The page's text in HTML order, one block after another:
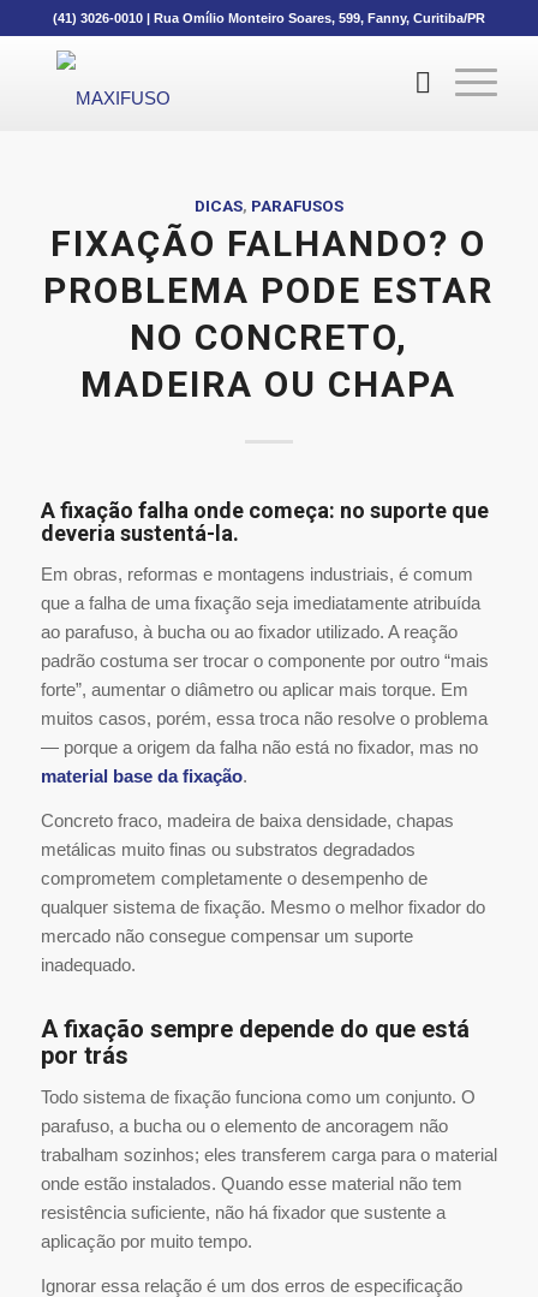
(41) 3026-0010| Rua Omílio Monteiro Soares, 599, Fanny, Curitiba/PR
DICAS, PARAFUSOS
FIXAÇÃO FALHANDO? O
PROBLEMA PODE ESTAR
NO CONCRETO,
MADEIRA OU CHAPA
A fixação falha onde começa: no suporte que
deveria sustentá-la.
Em obras, reformas e montagens industriais, é comum
que a falha de uma fixação seja imediatamente atribuída
ao parafuso, à bucha ou ao fixador utilizado. A reação
padrão costuma ser trocar o componente por outro “mais
forte”, aumentar o diâmetro ou aplicar mais torque. Em
muitos casos, porém, essa troca não resolve o problema
— porque a origem da falha não está no fixador, mas no
material base da fixação.
Concreto fraco, madeira de baixa densidade, chapas
metálicas muito finas ou substratos degradados
comprometem completamente o desempenho de
qualquer sistema de fixação. Mesmo o melhor fixador do
mercado não consegue compensar um suporte
inadequado.
A fixação sempre depende do que está
por trás
Todo sistema de fixação funciona como um conjunto. O
parafuso, a bucha ou o elemento de ancoragem não
trabalham sozinhos; eles transferem carga para o material
onde estão instalados. Quando esse material não tem
resistência suficiente, não há fixador que sustente a
aplicação por muito tempo.
Ignorar essa relação é um dos erros de especificação